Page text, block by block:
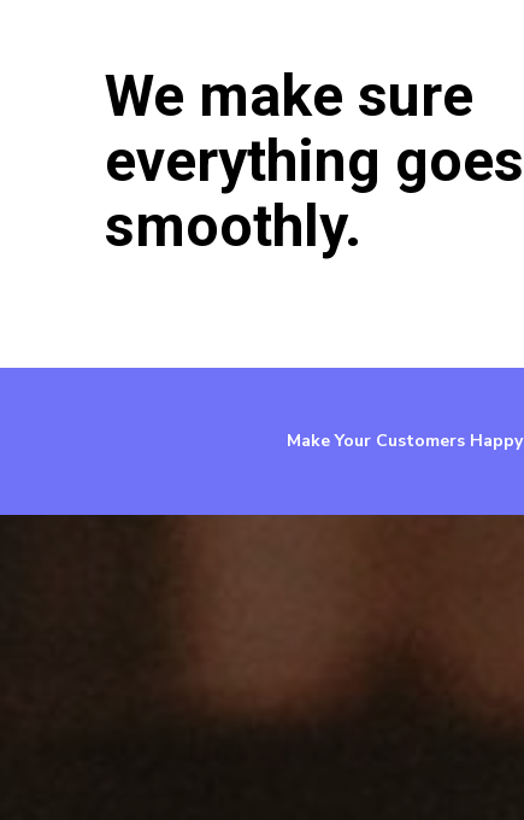
We make sure
everything goes
smoothly.
Make Your Customers Happy